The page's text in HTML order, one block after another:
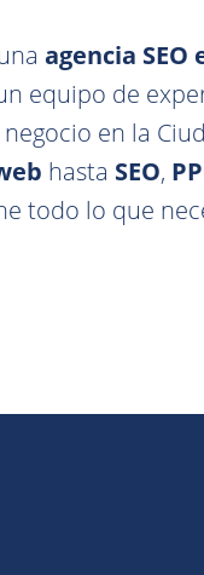
agencia SEO
equipo de
en la
hasta SEO,
todo lo que